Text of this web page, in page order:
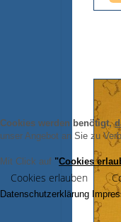
Cookies werden benötigt,
unser Angebot an Sie zu
Mit Click auf "Cookies
Cookies erlauben
Datenschutzerklärung